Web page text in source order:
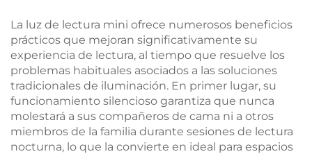
luz para leer en la
cama o en el
dormitorio
batería recargable de
1800 mAh
La luz de lectura mini ofrece numerosos beneficios
prácticos que mejoran significativamente su
experiencia de lectura, al tiempo que resuelve los
problemas habituales asociados a las soluciones
tradicionales de iluminación. En primer lugar, su
funcionamiento silencioso garantiza que nunca
molestará a sus compañeros de cama ni a otros
miembros de la familia durante sesiones de lectura
nocturna, lo que la convierte en ideal para espacios